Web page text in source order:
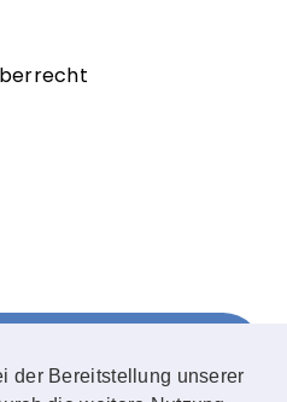
der Bereitstellung unserer